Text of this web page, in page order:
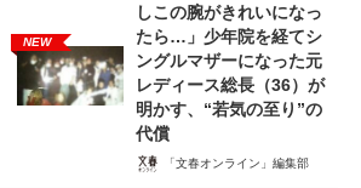
NEW
しこの腕がきれいになっ
たら…」少年院を経てシ
ングルマザーになった元
レディース総長（36）が
明かす、“若気の至り”の
代償
「文春オンライン」編集部